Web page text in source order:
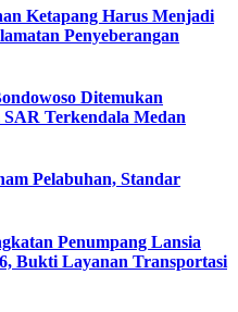
Ketapang Harus Menjadi
Penyeberangan
Ditemukan
Terkendala Medan
Pelabuhan, Standar
Penumpang Lansia
Bukti Layanan Transportasi